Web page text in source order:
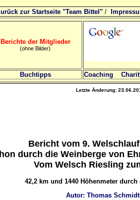
zur Startseite "Team Bittel"/
Berichte der Mitglieder
(ohne Bilder)
Buchtipps Coaching
Letzte Änderung:
Bericht vom 9.
durch die Weinberge von
Vom Welsch Riesling
42,2 km und 1440 Höhenmeter
Autor: Thomas